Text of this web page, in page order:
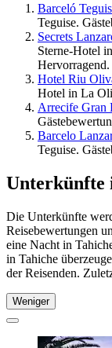
Barceló
Teguise.
Secrets
Sterne-Hotel
Hervorragend.
Hotel Riu
Hotel in La
Arrecife Gran
Barcelo
Teguise.
Unterkünfte
Die Unterkünfte
Reisebewertungen
eine Nacht in
in Tahiche
der Reisenden.
Weniger